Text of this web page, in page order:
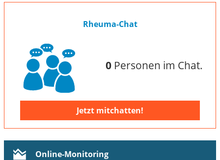
Rheuma-Chat
0Personen im Chat.
Jetzt mitchatten!
Online-Monitoring